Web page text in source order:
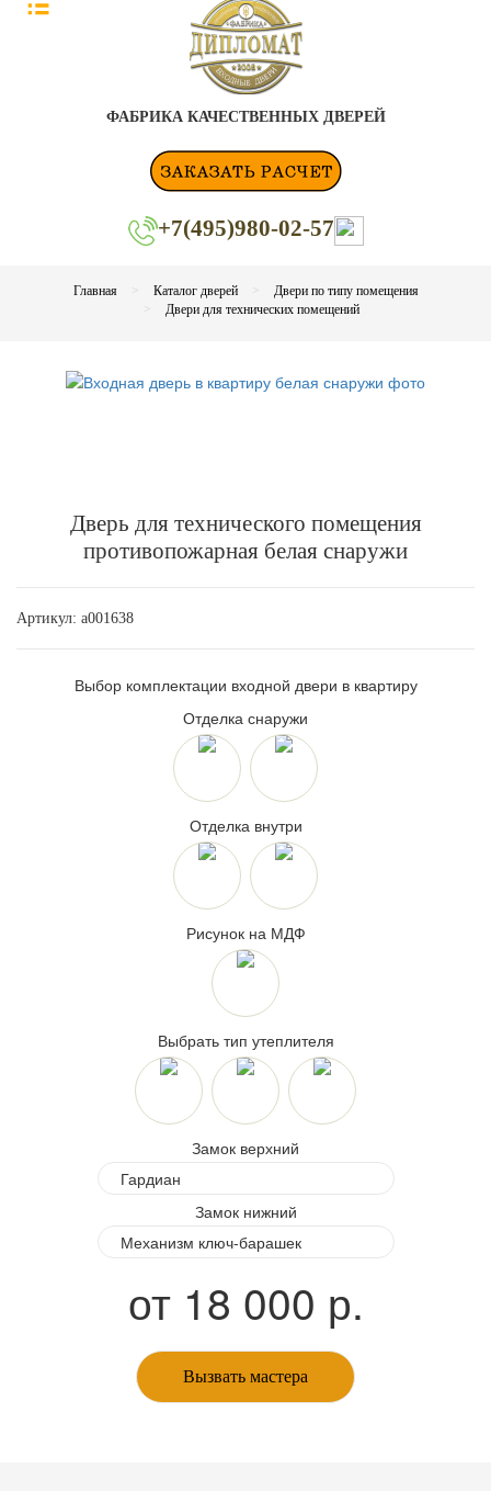
ФАБРИКА КАЧЕСТВЕННЫХ ДВЕРЕЙ
+7(495)980-02-57
Главная Каталог дверей
Двери по типу помещения
Двери для технических помещений
Дверь для технического помещения
противопожарная белая снаружи
Артикул: a001638
Выбор комплектации входной двери в квартиру
Отделка снаружи
Отделка внутри
Рисунок на МДФ
Выбрать тип утеплителя
Замок верхний
Замок нижний
от 18 000 р.
Вызвать мастера